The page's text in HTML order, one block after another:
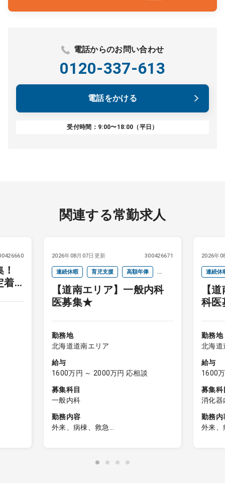
電話からのお問い合わせ
0120-337-613
電話をかける
受付時間：9:00〜18:00（平日）
関連する常勤求人
着
2026年08月07日更新 300426671
連続休暇 育児支援 高額年俸
インセンティブ
【道南エリア】一般内科
医募集★
勤務地
北海道道南エリア
給与
1600万円 ～ 2000万円 応相談
募集科目
一般内科
勤務内容
外来、病棟、救急
外来名：一般内科外来
2026年
連続休
イン
【
科
勤務地
北海道
給与
1600
募集科
消化器
勤務内
外来、